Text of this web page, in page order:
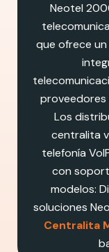
Neotel
que ofrece
proveedores
Los
centralita
telefonía
con
modelos:
soluciones
Centralita